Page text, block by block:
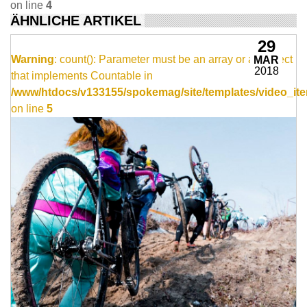
on line 4
ÄHNLICHE ARTIKEL
Warning: count(): Parameter must be an array or an object
that implements Countable in
/www/htdocs/v133155/spokemag/site/templates/
on line 5
29
MAR
2018